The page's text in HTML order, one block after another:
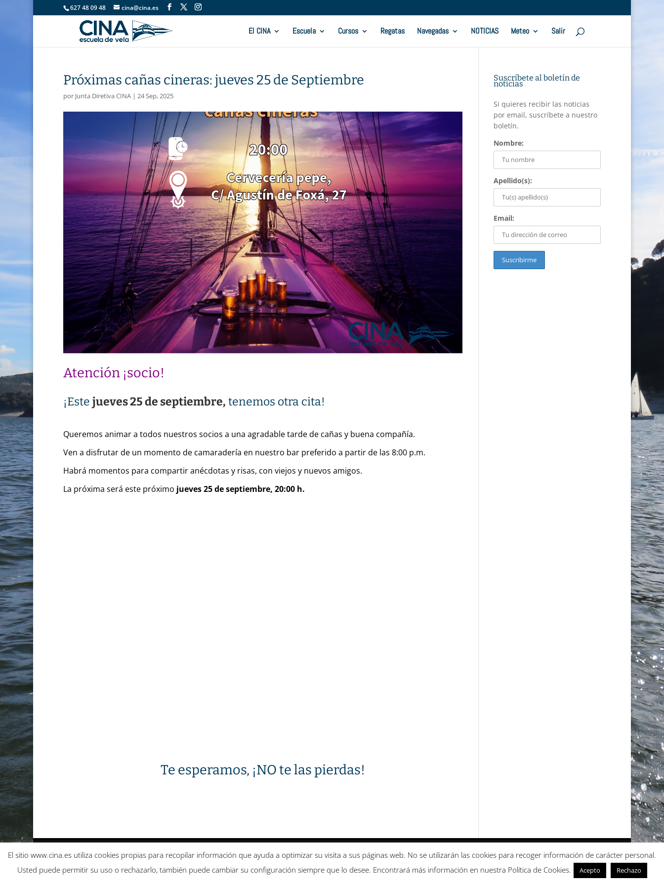
627 48 09 48 cina@cina.es
El CINA Escuela Cursos Regatas Navegadas NOTICIAS Meteo Salir
Próximas cañas cineras: jueves 25 de Septiembre
por Junta Diretiva CINA| 24 Sep, 2025
Atención ¡socio!
¡Este jueves 25 de septiembre, tenemos otra cita!
Queremos animar a todos nuestros socios a una agradable tarde de cañas y buena compañía.
Ven a disfrutar de un momento de camaradería en nuestro bar preferido a partir de las 8:00 p.m.
Habrá momentos para compartir anécdotas y risas, con viejos y nuevos amigos.
La próxima será este próximo jueves 25 de septiembre, 20:00 h.
Te esperamos, ¡NO te las pierdas!
Suscríbete al boletín de
noticias
Si quieres recibir las noticias
por email, suscríbete a nuestro
boletín.
Nombre:
Apellido(s):
Email:
Política de cookies Política de privacidad Condiciones de uso
Condiciones de curso y devolución
Aceptación de responsabilidad de cesión
El sitio www.cina.es utiliza cookies propias para recopilar información que ayuda a optimizar su visita a sus páginas web. No se utilizarán las cookies para recoger información de carácter personal.
Usted puede permitir su uso o rechazarlo, también puede cambiar su configuración siempre que lo desee. Encontrará más información en nuestra Política de Cookies.
Acepto
Rechazo